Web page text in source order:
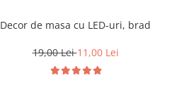
Decor de masa cu LED-uri, brad
19,00 Lei11,00 Lei